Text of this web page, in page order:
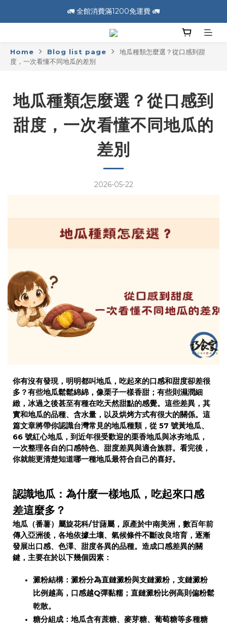
🚛 全館消費滿1200免運費 🚛
🚛 全館消費滿1200免運費 🚛
📣 加入會員送100元購物金 📣
🚛 全館消費滿1200免運費 🚛
Home Blog list page
地瓜種類怎麼選？從口感到甜
度，一次看懂不同地瓜的差別
地瓜種類怎麼選？從口感到
甜度，一次看懂不同地瓜的
差別
2026-05-22
你有沒有發現，明明都叫地瓜，吃起來的口感和甜度卻差很
多？有些地瓜鬆鬆綿綿，像栗子一樣香甜；有些則濕潤細
緻，冰過之後甚至有種在吃天然甜點的感覺。這些差異，其
實和地瓜的品種、含水量，以及烘烤方式有很大的關係。這
篇文章將帶你認識台灣常見的地瓜種類，從 57 號黃地瓜、
66 號紅心地瓜，到近年很受歡迎的栗香地瓜與冰夯地瓜，
一次整理各自的口感特色、甜度差異與適合族群。看完後，
你就能更清楚知道哪一種地瓜最符合自己的喜好。
認識地瓜：為什麼一樣地瓜，吃起來口感
差這麼多？
地瓜（番薯）屬旋花科/甘藷屬，原產於中南美洲，數百年前
傳入亞洲後，各地依據土壤、氣候條件不斷改良培育，逐漸
發展出口感、色澤、甜度各異的品種。造成口感差異的關
鍵，主要在於以下幾個因素：
澱粉結構：澱粉分為直鏈澱粉與支鏈澱粉，支鏈澱粉
比例越高，口感越Q彈黏糯；直鏈澱粉比例高則偏粉鬆
乾散。
糖分組成：地瓜含有蔗糖、麥芽糖、葡萄糖等多種糖